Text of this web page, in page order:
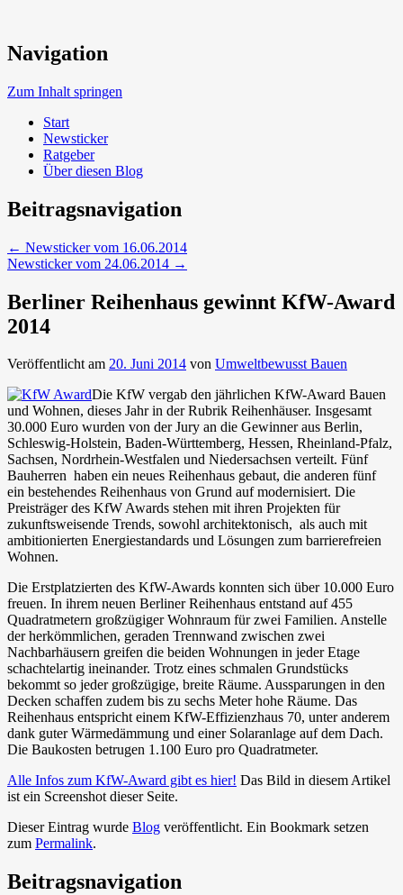
Umweltbewusst Bauen
Neue Trends beim Bauen der Zukunft
Navigation
Zum Inhalt springen
Start
Newsticker
Ratgeber
Über diesen Blog
Beitragsnavigation
← Newsticker vom 16.06.2014
Newsticker vom 24.06.2014 →
Berliner Reihenhaus gewinnt KfW-Award
2014
Veröffentlicht am 20. Juni 2014 von Umweltbewusst Bauen
Die KfW vergab den jährlichen KfW-Award Bauen
und Wohnen, dieses Jahr in der Rubrik Reihenhäuser. Insgesamt
30.000 Euro wurden von der Jury an die Gewinner aus Berlin,
Schleswig-Holstein, Baden-Württemberg, Hessen, Rheinland-Pfalz,
Sachsen, Nordrhein-Westfalen und Niedersachsen verteilt. Fünf
Bauherren haben ein neues Reihenhaus gebaut, die anderen fünf
ein bestehendes Reihenhaus von Grund auf modernisiert. Die
Preisträger des KfW Awards stehen mit ihren Projekten für
zukunftsweisende Trends, sowohl architektonisch, als auch mit
ambitionierten Energiestandards und Lösungen zum barrierefreien
Wohnen.
Die Erstplatzierten des KfW-Awards konnten sich über 10.000 Euro
freuen. In ihrem neuen Berliner Reihenhaus entstand auf 455
Quadratmetern großzügiger Wohnraum für zwei Familien. Anstelle
der herkömmlichen, geraden Trennwand zwischen zwei
Nachbarhäusern greifen die beiden Wohnungen in jeder Etage
schachtelartig ineinander. Trotz eines schmalen Grundstücks
bekommt so jeder großzügige, breite Räume. Aussparungen in den
Decken schaffen zudem bis zu sechs Meter hohe Räume. Das
Reihenhaus entspricht einem KfW-Effizienzhaus 70, unter anderem
dank guter Wärmedämmung und einer Solaranlage auf dem Dach.
Die Baukosten betrugen 1.100 Euro pro Quadratmeter.
Alle Infos zum KfW-Award gibt es hier! Das Bild in diesem Artikel
ist ein Screenshot dieser Seite.
Dieser Eintrag wurde Blog veröffentlicht. Ein Bookmark setzen
zum Permalink.
Beitragsnavigation